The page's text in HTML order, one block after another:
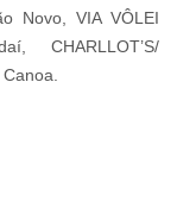
Novo, VIA VÔLEI
CHARLLOT’S/